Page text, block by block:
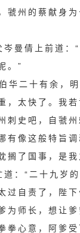
虢州的蔡献身
曼倩上前道：“
。”
二十有余，明
，太快了。我
刺史吧，自虢
有像这般特旨调
搁了国事，是我
：“二十九岁的
过自责了，陛
为师长，想让
拳心意，阿爹